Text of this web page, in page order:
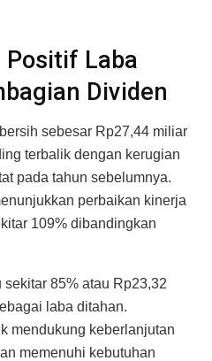
Positif Laba
Dividen
sebesar Rp27,44 miliar
terbalik dengan kerugian
pada tahun sebelumnya.
perbaikan kinerja
109% dibandingkan
85% atau Rp23,32
laba ditahan.
mendukung keberlanjutan
memenuhi kebutuhan